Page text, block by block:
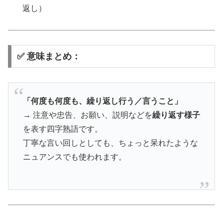
返し）
✅ 意味まとめ：
「何度も何度も、繰り返し行う／言うこと」
→ 注意や忠告、お願い、説明などを繰り返す様子
を表す四字熟語です。
丁寧な言い回しとしても、ちょっと呆れたような
ニュアンスでも使われます。